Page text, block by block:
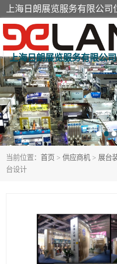
上海日朗展览服务有限公司
当前位置： 首页 > 供应商机 > 展台
台设计
展台装修搭建
展厅装修
展会装修设计
活动策划